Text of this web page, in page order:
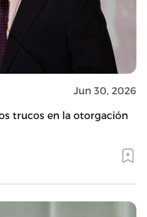
Jun 30, 2026
trucos en la otorgación